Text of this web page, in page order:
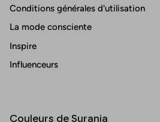
Conditions générales d'utilisation
La mode consciente
Inspire
Influenceurs
Couleurs de Surania